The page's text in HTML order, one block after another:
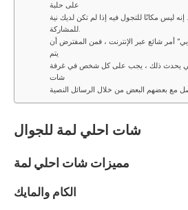
على حلبة
ليس مكانًا للتجول فيه إذا لم تكن لديك نية
للمشاركة.
أمر شائع عبر الإنترنت ، فمن المفترض أن
يتم
يحدث ذلك ، يجب على كل شخص في غرفة
شات
شات احلي لمة للجوال
مميزات شات احلي لمة
الكام والمايك